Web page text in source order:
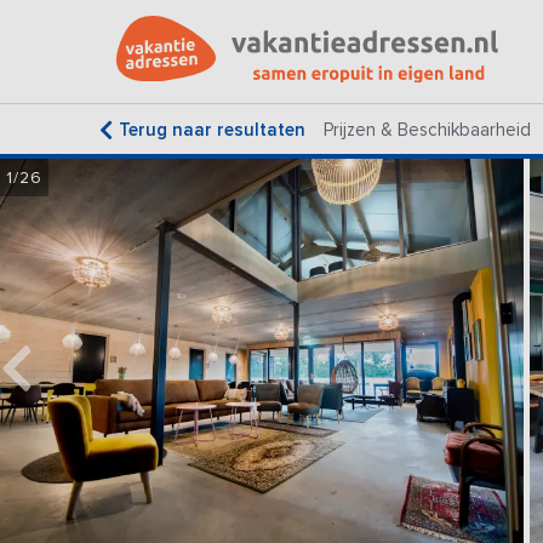
Terug naar resultaten Prijzen & Beschikbaarheid
1/26